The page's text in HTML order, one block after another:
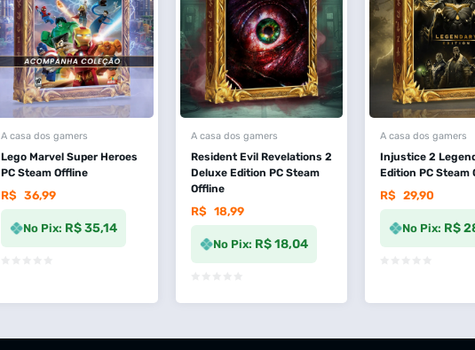
A casa dos gamers
Lego Marvel Super Heroes
PC Steam Offline
R$ 36,99
No Pix: R$ 35,14
A casa dos gamers
Resident Evil Revelations 2
Deluxe Edition PC Steam
Offline
R$ 18,99
No Pix: R$ 18,04
A casa dos gamers
Injustice 2
Edition PC Steam
R$ 29,90
No Pix: R$